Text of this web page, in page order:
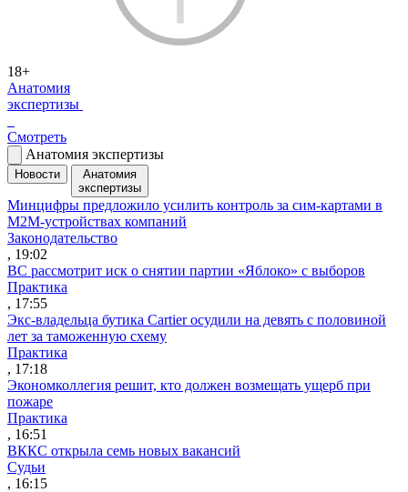
18+
Анатомия
экспертизы
Смотреть
Анатомия экспертизы
Новости
Анатомия
экспертизы
Минцифры предложило усилить контроль за сим-картами в
M2M-устройствах компаний
Законодательство
, 19:02
ВС рассмотрит иск о снятии партии «Яблоко» с выборов
Практика
, 17:55
Экс-владельца бутика Cartier осудили на девять с половиной
лет за таможенную схему
Практика
, 17:18
Экономколлегия решит, кто должен возмещать ущерб при
пожаре
Практика
, 16:51
ВККС открыла семь новых вакансий
Судьи
, 16:15